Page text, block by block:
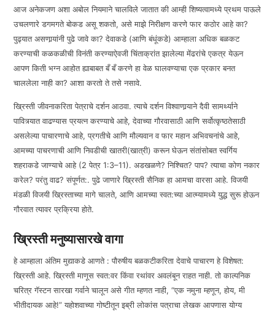
आज अनेकजण अशा अबोल नियमाने चालविले जातात की आम्ही शिष्यत्वामध्ये प्रथम पाऊले
उचलणारे डगमगते बोकड असू शकतो, असे माझे निरीक्षण करणे फार कठोर आहे का?
पुढ्यात असणार्‍यांनी पुढे जावे का? देवाकडे (आणि बंधूंकडे) आम्हाला अधिक बळकट
करण्याची कळकळीची विनंती करण्याऐवजी चिंताक्रांत झालेल्या मेंढरांचे एकत्र येऊन
आपण किती भग्न आहोत ह्याबाबत बँ बँ करणे हा वेळ घालवण्याचा एक प्रकार बनत
चाललेला नाही का? आशा करतो ते तसे नसावे.
ख्रिस्ती जीवनाकरिता पेत्राचे दर्शन आठवा. त्याचे दर्शन विश्वाणार्‍याने दैवी सामर्थ्याने
पावित्र्यात वाढण्यास प्रयत्न करण्याचे आहे, देवाच्या गौरवासाठी आणि सर्वोत्कृष्ठतेसाठी
असलेल्या पाचारणाचे आहे, प्रगतीचे आणि मौल्यवान व फार महान अभिवचनांचे आहे,
आमच्या पाचरणाची आणि निवडीची खातरी(खात्री) करून घेऊन संतांसोबत स्वर्गिय
शहराकडे जाण्याचे आहे (2 पेत्र 1:3–11). अडखळणे? निश्चित? पाप? त्याचा कोण नकार
करेल? परंतु वाढ? संपूर्णत:. पुढे जाणारे ख्रिस्ती सैनिक हा आमचा वारसा आहे. विजयी
मंडळी विजयी ख्रिस्ताच्या मागे चालते, आणि आमच्या स्वत:च्या आत्म्यामध्ये युद्ध सुरू होऊन
गौरवात त्यावर प्रक्रिया होते.
ख्रिस्ती मनुष्यासारखे वागा
हे आम्हाला अंतिम मुद्याकडे आणते : पौरुषीय बळकटीकरिता देवाचे पाचारण हे विशेषत:
ख्रिस्ती आहे. ख्रिस्ती माणूस स्वत:वर किंवा रथांवर अवलंबून राहत नाही. तो काल्पनिक
चरित्र गॅस्टन सारखा गर्वाने चालून असे गीत म्हणत नाही, “एक नमुना म्हणून, होय, मी
भीतीदायक आहे!” यहोशवाच्या गोष्टीतून इब्री लोकांस पत्राचा लेखक आपणास योग्य